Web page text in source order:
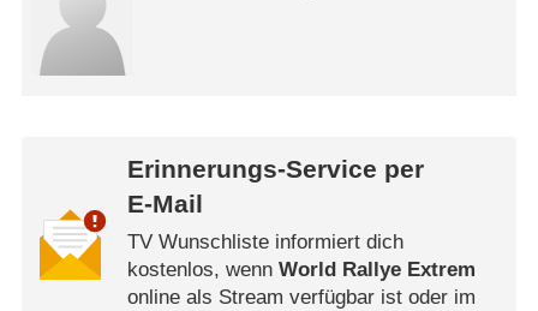
Erinnerungs-Service per
E-Mail
TV Wunschliste informiert dich
kostenlos, wenn World Rallye Extrem
online als Stream verfügbar ist oder im